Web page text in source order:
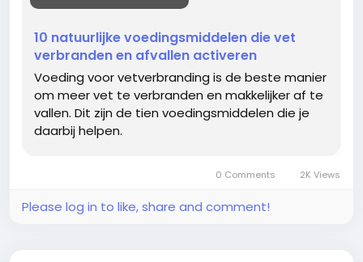
De AMPK-schakelaar aanzetten voor maximale
Chronische ontsteking stoppen die uw
metabolisme blokkeert.
Uw hormonen (Leptine & Ghreline) resetten voor
constante verzadiging.
Vergeet mode dieetjes. Dit is de wetenschappelijk
onderbouwde Voeding voor Vetverbranding.
Lees en start vandaag nog met slim afvallen!
https://www.leefnugezonder.be/10-natuurlijke-
10 natuurlijke voedingsmiddelen die vet
verbranden en afvallen activeren
Voeding voor vetverbranding is de beste manier
om meer vet te verbranden en makkelijker af te
vallen. Dit zijn de tien voedingsmiddelen die je
daarbij helpen.
0 Comments 2K Views
Please log in to like, share and comment!